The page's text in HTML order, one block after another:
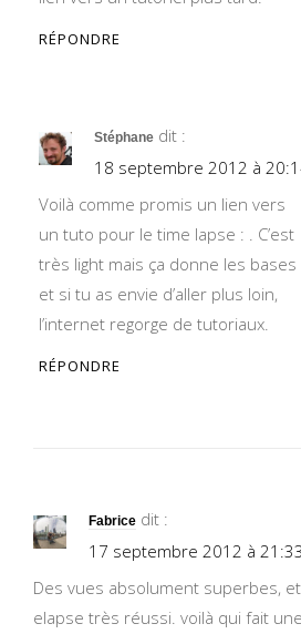
RÉPONDRE
Stéphane dit :
18 septembre 2012 à
Voilà comme promis un lien vers
un tuto pour le time lapse :
. C’est
très light mais ça donne les bases
et si tu as envie d’aller plus loin,
l’internet regorge de tutoriaux.
RÉPONDRE
Fabrice dit :
17 septembre 2012 à 21:33
Des vues absolument superbes,
elapse très réussi. voilà qui fait